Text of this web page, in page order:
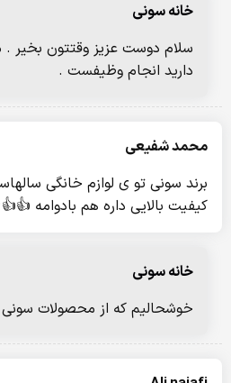
خانه سونی
سلام دوست عزیز وقتتون بخیر .
دارید انجام وظیفست .
محمد شفیعی
برند سونی تو ی لوازم خانگی
کیفیت بالایی داره هم بادوامه
خانه سونی
خوشحالیم که از محصولات